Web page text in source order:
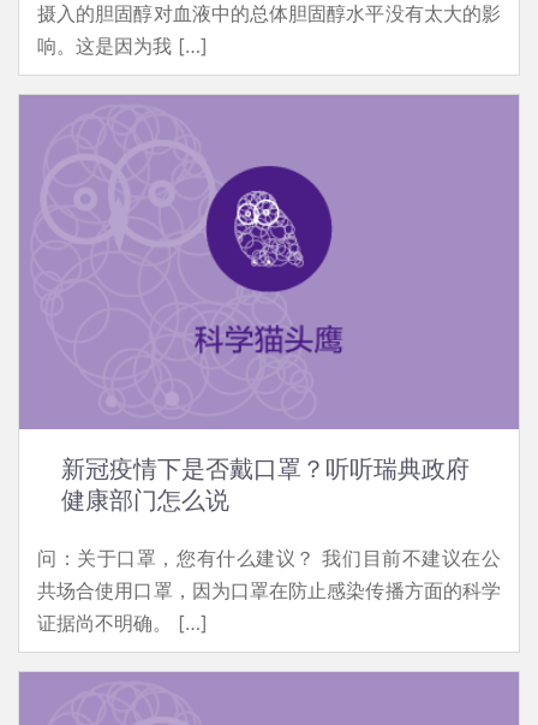
摄入的胆固醇对血液中的总体胆固醇水平没有太大的影
响。这是因为我 […]
新冠疫情下是否戴口罩？听听瑞典政府
健康部门怎么说
问：关于口罩，您有什么建议？ 我们目前不建议在公
共场合使用口罩，因为口罩在防止感染传播方面的科学
证据尚不明确。 […]